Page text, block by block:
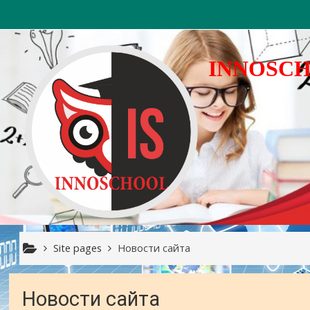
Site pages Новости сайта
Новости сайта